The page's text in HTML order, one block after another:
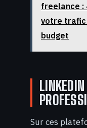
freelance :
votre trafic
budget
Sur ces